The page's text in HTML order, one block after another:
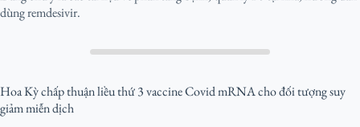
dùng remdesivir.
Hoa Kỳ chấp thuận liều thứ 3 vaccine Covid mRNA cho đối tượng suy
giảm miễn dịch